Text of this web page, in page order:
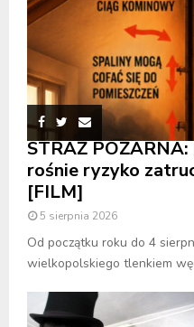
STRAŻ POŻARNA:
rośnie ryzyko
[FILM]
5 sierpnia 2026
Od początku roku do 4
wielkopolskiego tlenkiem